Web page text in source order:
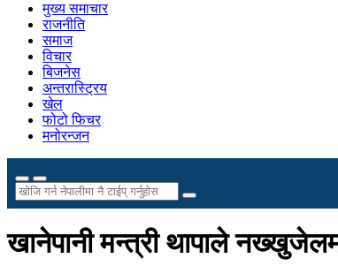
मुख्य समाचार
राजनीति
समाज
विचार
बिजनेस
अन्तरास्ट्रिय
खेल
फोटो फिचर
मनोरन्जन
खानेपानी मन्त्री थापाले